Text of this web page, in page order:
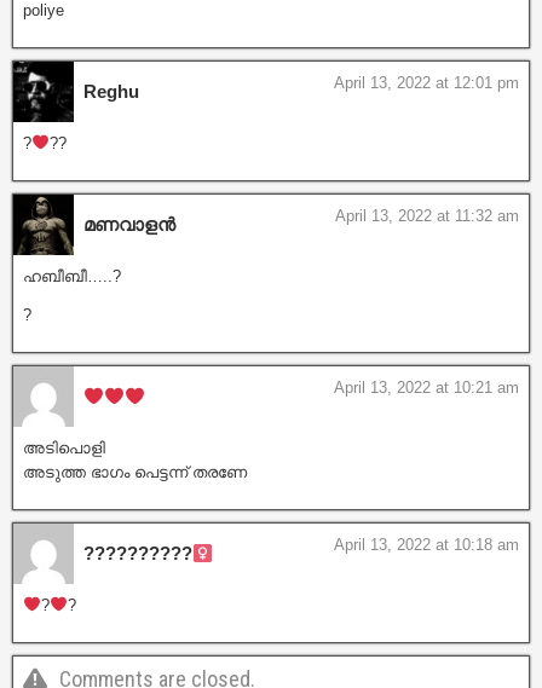
poliye
Reghu April 13, 2022 at 12:01 pm
? ??
മണവാളൻ April 13, 2022 at 11:32 am
ഹബീബീ…..?
?
April 13, 2022 at 10:21 am
അടിപൊളി
അടുത്ത ഭാഗം പെട്ടന്ന് തരണേ
?????????? April 13, 2022 at 10:18 am
? ?
Comments are closed.